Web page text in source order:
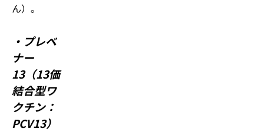
ん）。
・ プレベ
ナー
13（13価
結合型ワ
クチン：
PCV13）